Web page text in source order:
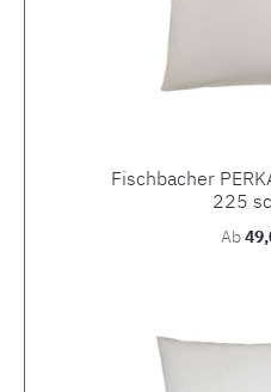
Fischbacher
225
Ab